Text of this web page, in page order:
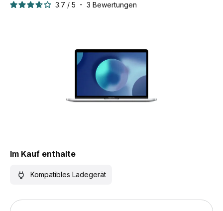
3.7 / 5 - 3 Bewertungen
Im Kauf enthalte
Kompatibles Ladegerät